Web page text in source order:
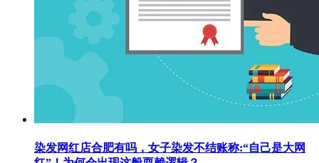
染发网红店合肥有吗，女子染发不结账称:“自己是大网